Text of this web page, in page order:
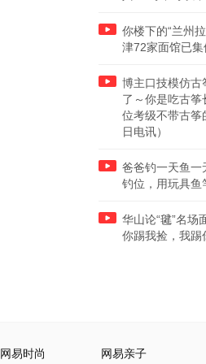
你楼下的“兰州
津72家面馆已
博主口技模仿古
了～你是吃古筝
位考级不带古筝
日电讯）
爸爸钓一天鱼一
钓位，用玩具鱼
华山论“毽”名场
你踢我捡，我踢
网易时尚 网易亲子